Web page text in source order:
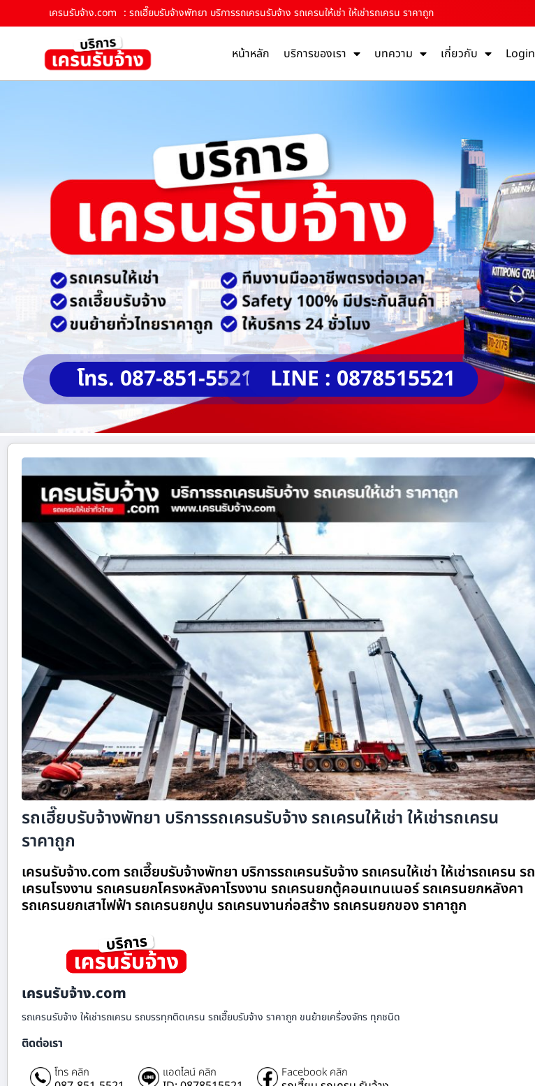
เครนรับจ้าง.com : รถเฮี๊ยบรับจ้างพัทยา บริการรถเครนรับจ้าง รถเครนให้เช่า ให้เช่ารถเครน ราคาถูก
หน้าหลัก บริการของเรา บทความ เกี่ยวกับ Login
โทร. 087-851-5521 LINE : 0878515521
รถเฮี๊ยบรับจ้างพัทยา บริการรถเครนรับจ้าง รถเครนให้เช่า ให้เช่ารถเครน
ราคาถูก
เครนรับจ้าง.com รถเฮี๊ยบรับจ้างพัทยา บริการรถเครนรับจ้าง รถเครนให้เช่า ให้เช่ารถเครน รถ
เครนโรงงาน รถเครนยกโครงหลังคาโรงงาน รถเครนยกตู้คอนเทนเนอร์ รถเครนยกหลังคา
รถเครนยกเสาไฟฟ้า รถเครนยกปูน รถเครนงานก่อสร้าง รถเครนยกของ ราคาถูก
เครนรับจ้าง.com
รถเครนรับจ้าง ให้เช่ารถเครน รถบรรทุกติดเครน รถเฮี๊ยบรับจ้าง ราคาถูก ขนย้ายเครื่องจักร ทุกชนิด
ติดต่อเรา
โทร คลิก แอดไลน์ คลิก Facebook คลิก